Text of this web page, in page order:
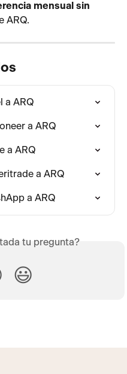
mensual sin
ARQ.
a ARQ
a ARQ
a ARQ
a ARQ
a ARQ
tu pregunta?
😃